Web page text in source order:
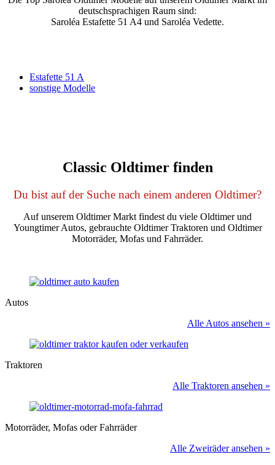
deutschsprachigen Raum sind:
Saroléa Estafette 51 A4 und Saroléa Vedette.
Estafette 51 A
sonstige Modelle
Classic Oldtimer finden
Du bist auf der Suche nach einem anderen Oldtimer?
Auf unserem Oldtimer Markt findest du viele Oldtimer und
Youngtimer Autos, gebrauchte Oldtimer Traktoren und Oldtimer
Motorräder, Mofas und Fahrräder.
Autos
Alle Autos ansehen »
Traktoren
Alle Traktoren ansehen »
Motorräder, Mofas oder Fahrräder
Alle Zweiräder ansehen »